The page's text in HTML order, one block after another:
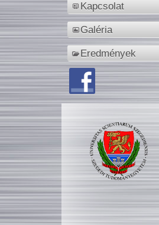
Kapcsolat
Galéria
Eredmények